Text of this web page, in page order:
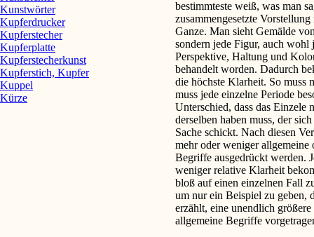
bestimmteste weiß, was man
zusammengesetzte
Ganze. Man sieht Gemälde
sondern jede Figur, auch
Perspektive, Haltung und
behandelt worden. Dadurch
die höchste Klarheit. So muss
muss jede einzelne Periode
Unterschied, dass das Einzele
derselben haben muss, der
Sache schickt. Nach diesen
mehr oder weniger
Begriffe ausgedrückt werden.
weniger relative Klarheit
bloß auf einen einzelnen Fall
um nur ein Beispiel zu geben,
erzählt, eine unendlich
allgemeine Begriffe
Kunstwörter
Kupferdrucker
Kupferstecher
Kupferplatte
Kupferstecherkunst
Kupferstich, Kupfer
Kuppel
Kürze